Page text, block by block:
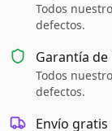
Todos
defectos.
Garantía de
Todos
defectos.
Envío gratis